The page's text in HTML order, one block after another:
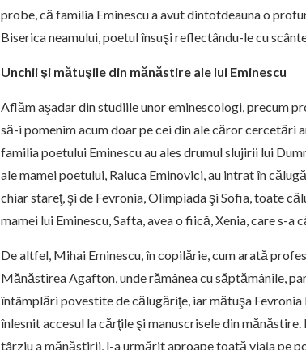
probe, că familia Eminescu a avut dintotdeauna o
Biserica neamului, poetul însuşi reflectându-le cu
Unchii şi mătuşile din mănăstire ale lui Eminescu
Aflăm aşadar din studiile unor eminescologi, precum
să-i pomenim acum doar pe cei din ale căror cercetări
familia poetului Eminescu au ales drumul slujirii lui
ale mamei poetului, Raluca Eminovici, au intrat în
chiar stareţ, şi de Fevronia, Olimpiada şi Sofia, toate
mamei lui Eminescu, Safta, avea o fiică, Xenia, care s-
De altfel, Mihai Eminescu, în copilărie, cum arată
Mănăstirea Agafton, unde rămânea cu săptămânile,
întâmplări povestite de călugăriţe, iar mătuşa
înlesnit accesul la cărţile şi manuscrisele din
târziu a mănăstirii, l-a urmărit aproape toată viaţa pe